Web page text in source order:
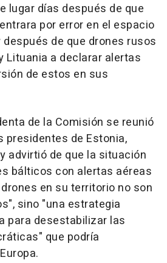
lugar días después de que
por error en el espacio
después de que drones rusos
Lituania a declarar alertas
de estos en sus
de la Comisión se reunió
presidentes de Estonia,
advirtió de que la situación
bálticos con alertas aéreas
en su territorio no son
sino "una estrategia
para desestabilizar las
que podría